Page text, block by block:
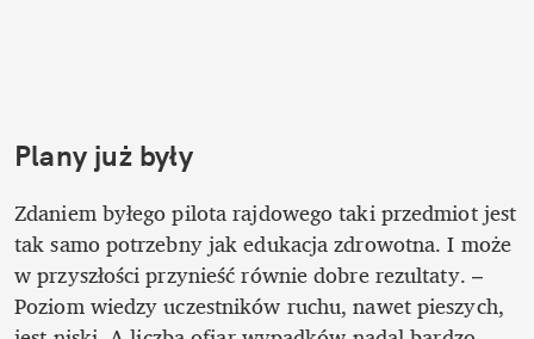
Plany już były
Zdaniem byłego pilota rajdowego taki przedmiot jest
tak samo potrzebny jak edukacja zdrowotna. I może
w przyszłości przynieść równie dobre rezultaty. –
Poziom wiedzy uczestników ruchu, nawet pieszych,